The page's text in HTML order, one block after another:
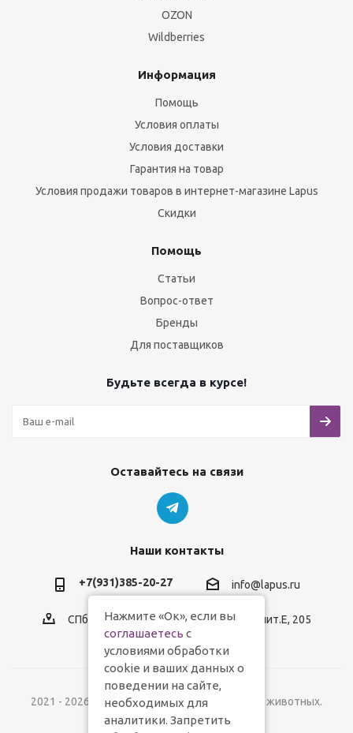
OZON
Wildberries
Информация
Помощь
Условия оплаты
Условия доставки
Гарантия на товар
Условия продажи товаров в интернет-магазине Lapus
Скидки
Помощь
Статьи
Вопрос-ответ
Бренды
Для поставщиков
Будьте всегда в курсе!
Оставайтесь на связи
Наши контакты
+7(931)385-20-27 info@lapus.ru
СПб, пр.Обуховской Обороны, д.116, лит.Е, 205
2021 - 2026 © Lapus.ru - магазин товаров для животных.
Нажмите «Ок», если вы
соглашаетесь с
условиями обработки
cookie и ваших данных о
поведении на сайте,
необходимых для
аналитики. Запретить